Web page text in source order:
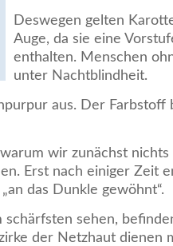
Deswegen gelten
Auge, da sie eine
enthalten. Menschen
unter Nachtblindheit.
aus. Der
wir zunächst
Erst nach einiger Zeit
das Dunkle gewöhnt“.
schärfsten sehen,
der Netzhaut dienen